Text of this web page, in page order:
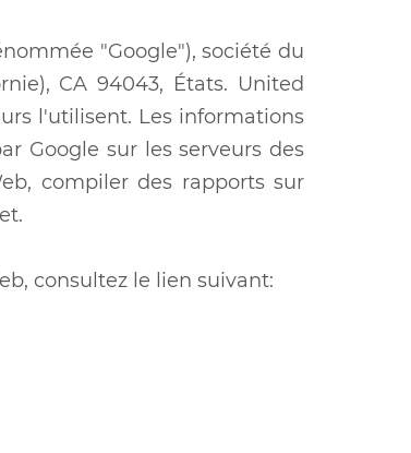
"Google"), société du
CA 94043, États. United
l'utilisent. Les informations
Google sur les serveurs des
compiler des rapports sur
consultez le lien suivant: